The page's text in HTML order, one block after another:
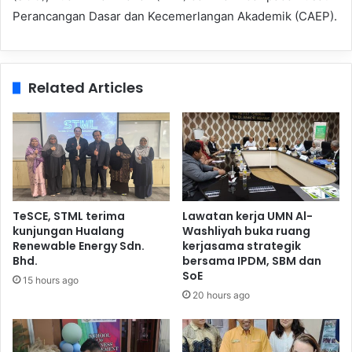
Perancangan Dasar dan Kecemerlangan Akademik (CAEP).
Related Articles
TeSCE, STML terima
kunjungan Hualang
Renewable Energy Sdn.
Bhd.
15 hours ago
Lawatan kerja UMN Al-
Washliyah buka ruang
kerjasama strategik
bersama IPDM, SBM dan
SoE
20 hours ago